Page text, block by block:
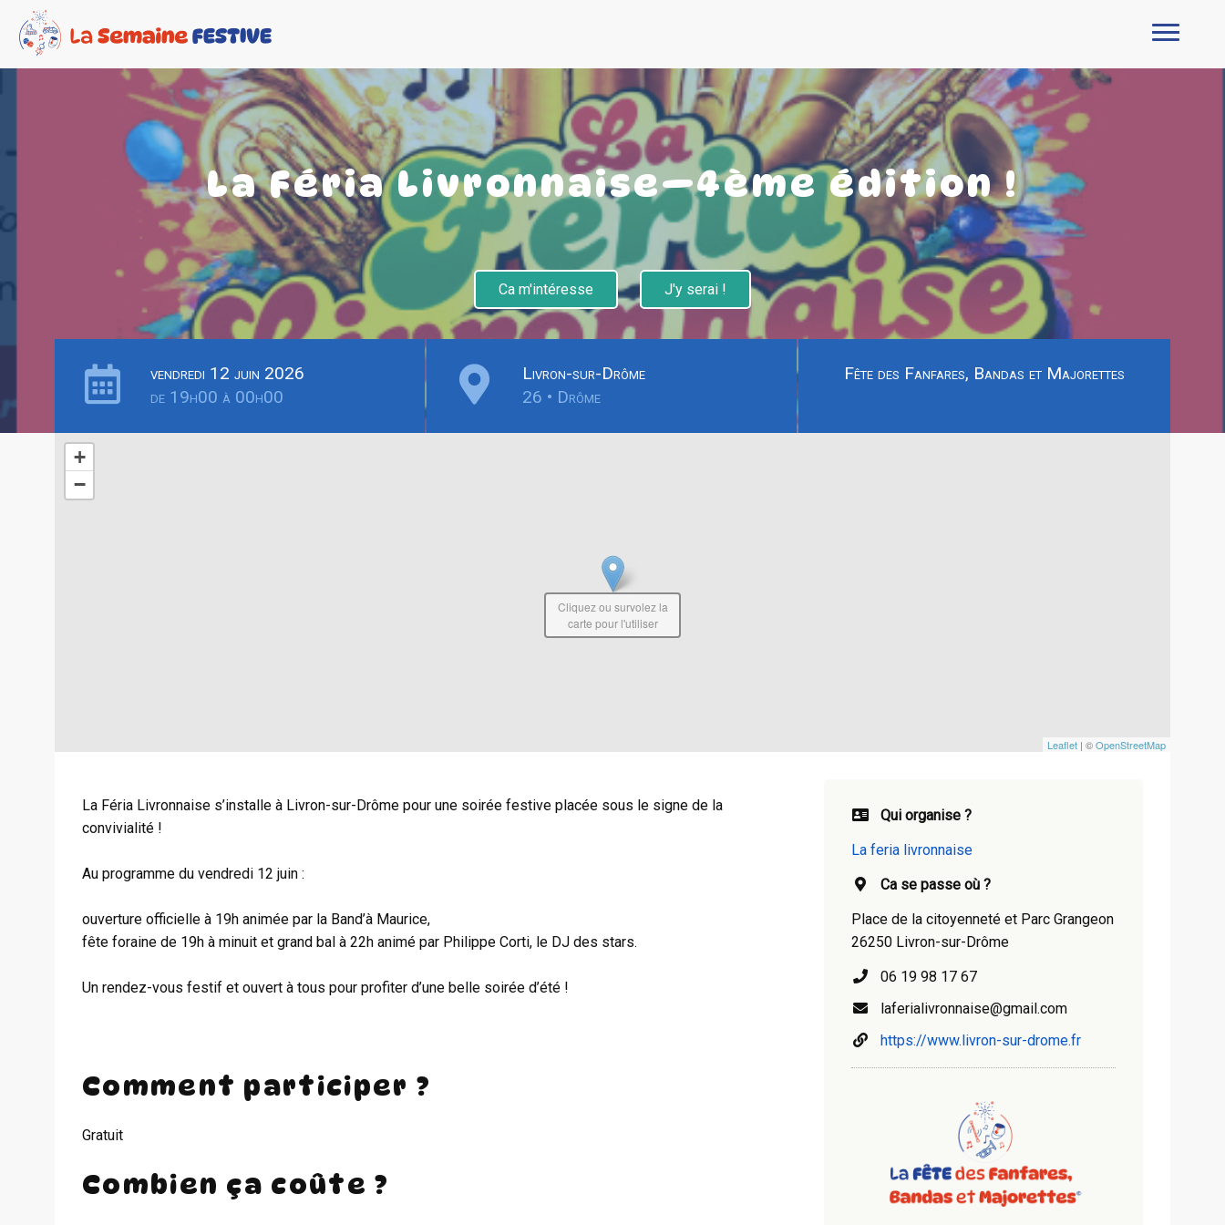
La Féria Livronnaise—4ème édition !
Ca m'intéresse J'y serai !
vendredi 12 juin 2026
de 19h00 à 00h00
Livron-sur-Drôme
26 • Drôme
Fête des Fanfares, Bandas et Majorettes
+
−
Leaflet | ©OpenStreetMap
Cliquez ou survolez la
carte pour l'utiliser
La Féria Livronnaise s’installe à Livron-sur-Drôme pour une soirée festive placée sous le signe de la
convivialité !
Au programme du vendredi 12 juin :
ouverture officielle à 19h animée par la Band’à Maurice,
fête foraine de 19h à minuit et grand bal à 22h animé par Philippe Corti, le DJ des stars.
Un rendez-vous festif et ouvert à tous pour profiter d’une belle soirée d’été !
Comment participer ?
Gratuit
Combien ça coûte ?
Qui organise ?
La feria livronnaise
Ca se passe où ?
Place de la citoyenneté et Parc Grangeon
26250 Livron-sur-Drôme
06 19 98 17 67
laferialivronnaise@gmail.com
https://www.livron-sur-drome.fr